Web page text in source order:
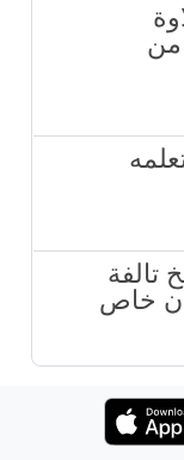
من
تعلمه
تالفة
خاص